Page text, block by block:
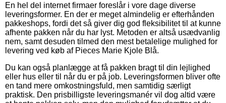
En hel del internet firmaer foreslår i vore dage diverse
leveringsformer. En der er meget almindelig er efterhånden
pakkeshops, fordi det så giver dig god fleksibilitet til at kunne
afhente pakken når du har lyst. Metoden er altså usædvanlig
nem, samt desuden tilmed den mest betalelige mulighed for
levering ved køb af Pieces Marie Kjole Blå.
Du kan også planlægge at få pakken bragt til din lejlighed
eller hus eller til når du er på job. Leveringsformen bliver ofte
en tand mere omkostningsfuld, men samtidig særligt
praktisk. Den prisbilligste leveringsmanér vil dog altid være